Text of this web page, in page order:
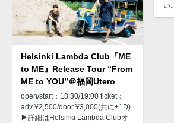
Helsinki Lambda Club『ME
to ME』Release Tour “From
ME to YOU”＠福岡Utero
open/start：18:30/19:00 ticket：
adv ¥2,500/door ¥3,000(共に+1D)
▶︎詳細はHelsinki Lambda Clubオ
い。